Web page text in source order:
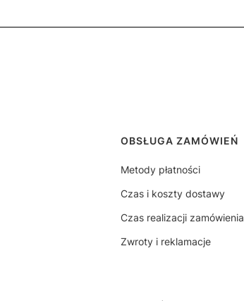
OBSŁUGA ZAMÓWIEŃ
Metody płatności
Czas i koszty dostawy
Czas realizacji zamówienia
Zwroty i reklamacje